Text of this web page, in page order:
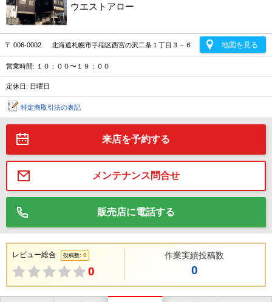
ウエストアロー
〒 006-0002 北海道札幌市手稲区西宮の沢二条１丁目３－６ 地図を見る
営業時間: １０：００〜１９：００
定休日: 日曜日
特定商取引法の表記
来店を予約する
メンテナンス問合せ
販売店に電話する
レビュー総合 投稿数: 0
0
作業実績投稿数
0